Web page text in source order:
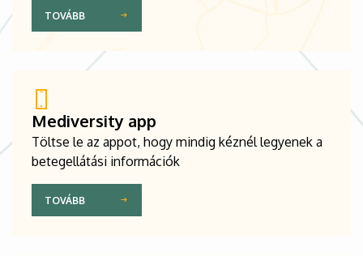
TOVÁBB
Mediversity app
Töltse le az appot, hogy mindig kéznél legyenek a
betegellátási információk
TOVÁBB